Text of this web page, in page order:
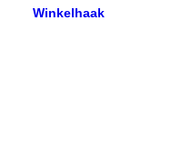
Winkelhaak